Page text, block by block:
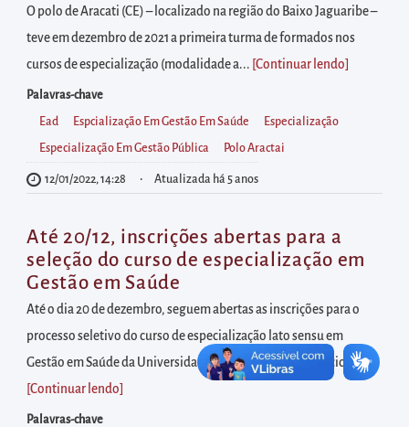
diretamente
à
área
para
realizar
buscas
internas
diretamente
as
informações
postas
no
rodapé
O polo de Aracati (CE) – localizado na região do Baixo Jaguaribe –
teve em dezembro de 2021 a primeira turma de formados nos
cursos de especialização (modalidade a... [Continuar lendo
Palavras-chave
Ead Espcialização Em Gestão Em Saúde Especialização
Especialização Em Gestão Pública Polo Aractai
12/01/2022, 14:28 Atualizada há 5 anos
Até 20/12, inscrições abertas para a
seleção do curso de especialização em
Gestão em Saúde
Até o dia 20 de dezembro, seguem abertas as inscrições para o
processo seletivo do curso de especialização lato sensu em
Gestão em Saúde da Universidade da Integração Internacional...
[Continuar lendo
Palavras-chave